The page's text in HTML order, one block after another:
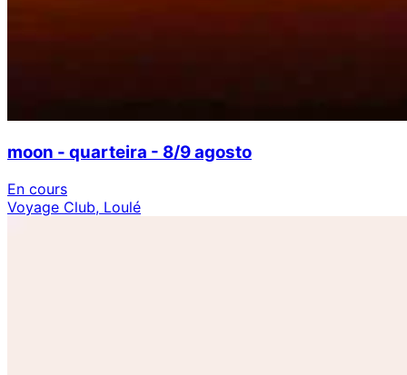
moon - quarteira - 8/9 agosto
En cours
Voyage Club, Loulé